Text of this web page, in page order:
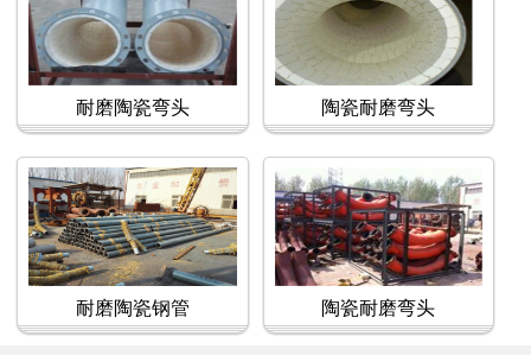
耐磨陶瓷弯头 陶瓷耐磨弯头
耐磨陶瓷钢管 陶瓷耐磨弯头